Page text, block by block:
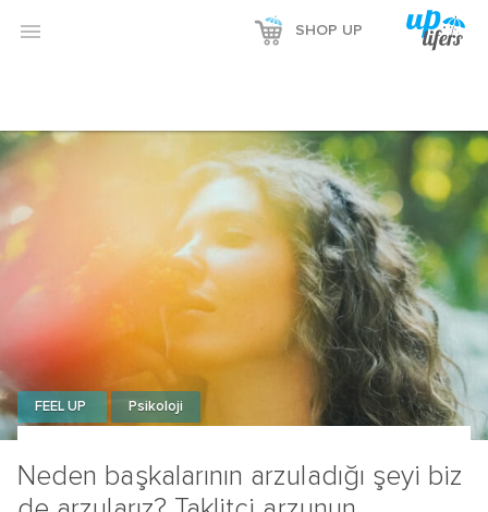
 SHOP UP
Neden başkalarının arzuladığı şeyi biz
FEEL UP Psikoloji